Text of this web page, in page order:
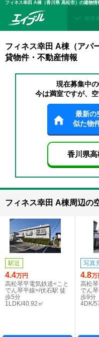
フィネス幸田 A棟（香川県 高松市）の建物
保存
フィネス幸田 A棟（アパ
貸物件・不動産情報
現在募集中
今は満室ですが、
最新の
似た物
香川県
フィネス幸田 A棟周辺の
駅近
4.4万円
高松琴平電気鉄道<こと
でん琴平線>/伏石駅 徒
歩5分
1LDK/40.92㎡
写真
4.8万
高松
でん
歩9分
4DK/